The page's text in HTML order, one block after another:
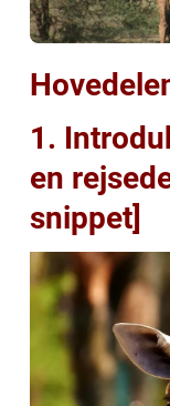
1.
en
snippet]